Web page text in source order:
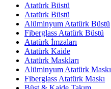
Atatürk Büstü
Atatürk Büstü
Alüminyum Atatürk Büstü
Fiberglass Atatürk Büstü
Atatürk İmzaları
Atatürk Kaide
Atatürk Maskları
Alüminyum Atatürk Maskı
Fiberglass Atatürk Maskı